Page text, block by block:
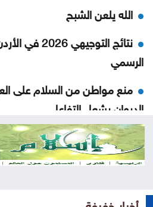
الله يلعن الشبح
نتائج
الرسمي
منع مواطن من السلام على
الديوان يشعل التفاعل
حشد أكثر من مئتي عنصر
فرنسا
على ميناء المخا